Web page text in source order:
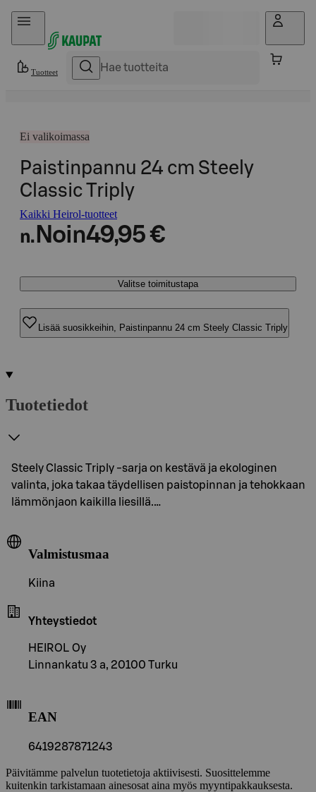
Hyppää sisältöön
Tuotteet
Ei valikoimassa
Paistinpannu 24 cm Steely
Classic Triply
Kaikki Heirol-tuotteet
n. Noin49,95 €
Valitse toimitustapa
Lisää suosikkeihin, Paistinpannu 24 cm Steely Classic Triply
Tuotetiedot
Steely Classic Triply -sarja on kestävä ja ekologinen
valinta, joka takaa täydellisen paistopinnan ja tehokkaan
lämmönjaon kaikilla liesillä.…
Valmistusmaa
Kiina
Yhteystiedot
HEIROL Oy
Linnankatu 3 a, 20100 Turku
EAN
6419287871243
Päivitämme palvelun tuotetietoja aktiivisesti. Suosittelemme
kuitenkin tarkistamaan ainesosat aina myös myyntipakkauksesta.